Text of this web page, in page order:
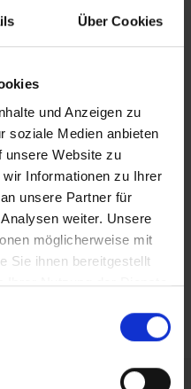
Über Cookies
und Anzeigen zu
soziale Medien anbieten
unsere Website zu
Informationen zu Ihrer
unsere Partner für
weiter. Unsere
möglicherweise mit
Sie ihnen bereitgestellt
Ihrer Nutzung der Dienste
hat der Sonnenkönig mit
kurz erzählt